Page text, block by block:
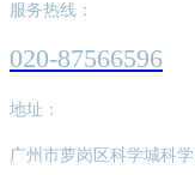
服务热线：
020-87566596
地址：
广州市萝岗区科学城科